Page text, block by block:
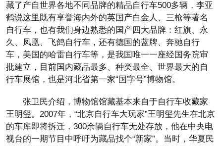
藏了产自世界各地不同品牌的精品自行车500多辆，李亚
鹤说这里既有享誉海内外的英国产白金人、三枪等著名
自行车，也有我们身边熟悉的国产四大品牌：红旗、永
久、凤凰、飞鸽自行车，还有德国的蓝牌、奔驰自行
车，美国的哈雷自行车等，是我国唯一一座经国务院审
批建立，目前国内藏品最多、种类最全、世界最大的自
行车展馆，也是河北省第一家“国字号”博物馆。
张卫民介绍，博物馆馆藏基本来自于自行车收藏家
王明玺。2007年，“北京自行车大玩家”王明玺先生在北京
的车库即将拆迁，300余辆自行车无处存放，他在中央电
视台的一期节目中呼吁为藏品找个“新家”。当时，华夏民